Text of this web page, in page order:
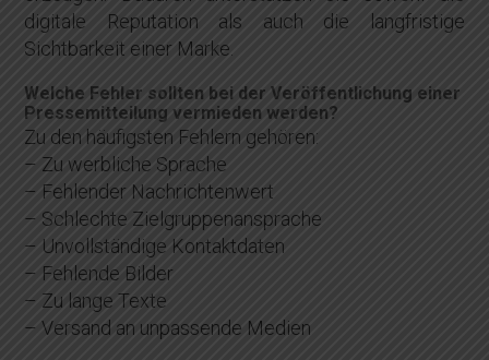
digitale Reputation als auch die langfristige
Sichtbarkeit einer Marke.
Welche Fehler sollten bei der Veröffentlichung einer
Pressemitteilung vermieden werden?
Zu den häufigsten Fehlern gehören:
– Zu werbliche Sprache
– Fehlender Nachrichtenwert
– Schlechte Zielgruppenansprache
– Unvollständige Kontaktdaten
– Fehlende Bilder
– Zu lange Texte
– Versand an unpassende Medien